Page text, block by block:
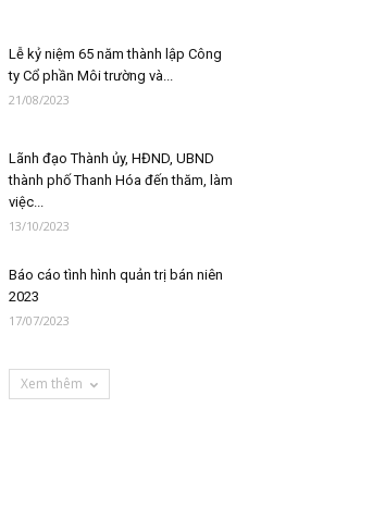
Lễ kỷ niệm 65 năm thành lập Công
ty Cổ phần Môi trường và...
21/08/2023
Lãnh đạo Thành ủy, HĐND, UBND
thành phố Thanh Hóa đến thăm, làm
việc...
13/10/2023
Báo cáo tình hình quản trị bán niên
2023
17/07/2023
Xem thêm